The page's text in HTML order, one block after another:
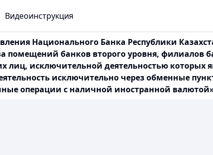
Видеоинструкция
Национального Банка Республики
помещений банков второго уровня, филиалов
лиц, исключительной деятельностью которых
исключительно через обменные
операции с наличной иностранной